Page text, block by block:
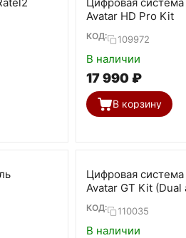
Avatar HD Pro Kit
КОД: 109972
В наличии
17 990 ₽
В корзину
Цифровая система
Avatar GT Kit (Dual
КОД: 110035
В наличии